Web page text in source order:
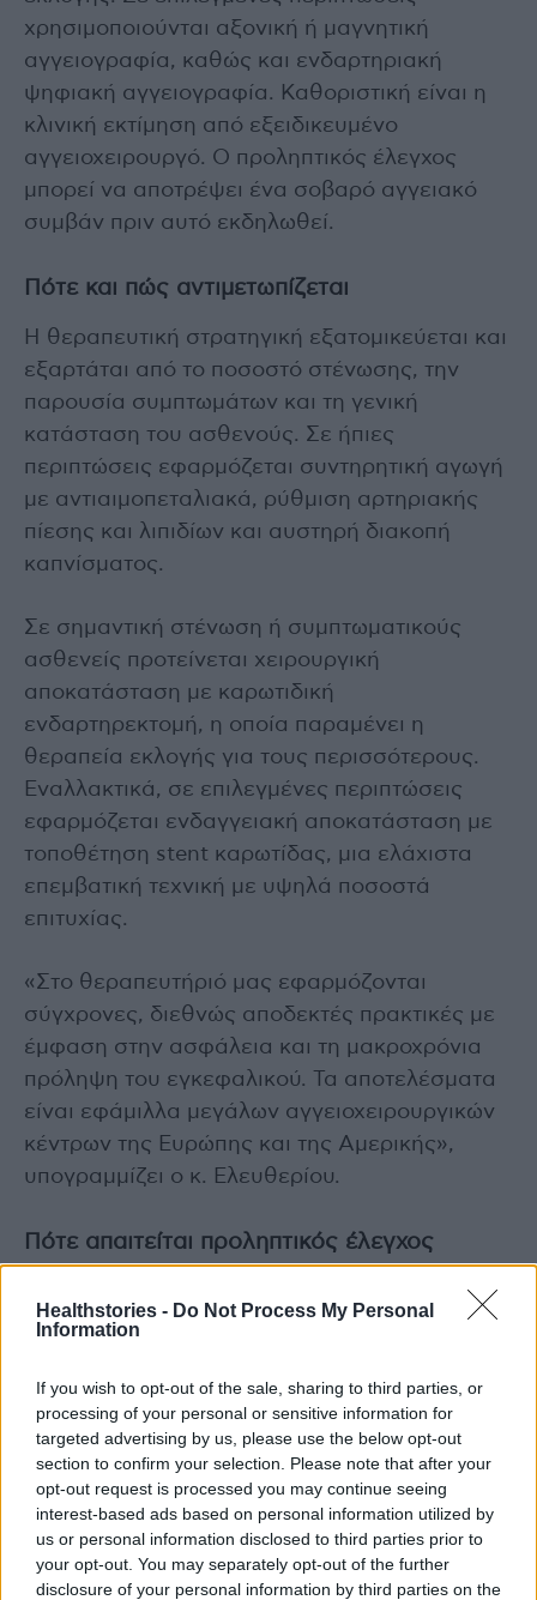
Healthstories - Do Not Process My Personal
Information
If you wish to opt-out of the sale, sharing to third parties, or
processing of your personal or sensitive information for
targeted advertising by us, please use the below opt-out
section to confirm your selection. Please note that after your
opt-out request is processed you may continue seeing
interest-based ads based on personal information utilized by
us or personal information disclosed to third parties prior to
your opt-out. You may separately opt-out of the further
disclosure of your personal information by third parties on the
χρησιμοποιούνται αξονική ή μαγνητική
αγγειογραφία, καθώς και ενδαρτηριακή
ψηφιακή αγγειογραφία. Καθοριστική είναι η
κλινική εκτίμηση από εξειδικευμένο
αγγειοχειρουργό. Ο προληπτικός έλεγχος
μπορεί να αποτρέψει ένα σοβαρό αγγειακό
συμβάν πριν αυτό εκδηλωθεί.
Πότε και πώς αντιμετωπίζεται
Η θεραπευτική στρατηγική εξατομικεύεται και
εξαρτάται από το ποσοστό στένωσης, την
παρουσία συμπτωμάτων και τη γενική
κατάσταση του ασθενούς. Σε ήπιες
περιπτώσεις εφαρμόζεται συντηρητική αγωγή
με αντιαιμοπεταλιακά, ρύθμιση αρτηριακής
πίεσης και λιπιδίων και αυστηρή διακοπή
καπνίσματος.
Σε σημαντική στένωση ή συμπτωματικούς
ασθενείς προτείνεται χειρουργική
αποκατάσταση με καρωτιδική
ενδαρτηρεκτομή, η οποία παραμένει η
θεραπεία εκλογής για τους περισσότερους.
Εναλλακτικά, σε επιλεγμένες περιπτώσεις
εφαρμόζεται ενδαγγειακή αποκατάσταση με
τοποθέτηση stent καρωτίδας, μια ελάχιστα
επεμβατική τεχνική με υψηλά ποσοστά
επιτυχίας.
«Στο θεραπευτήριό μας εφαρμόζονται
σύγχρονες, διεθνώς αποδεκτές πρακτικές με
έμφαση στην ασφάλεια και τη μακροχρόνια
πρόληψη του εγκεφαλικού. Τα αποτελέσματα
είναι εφάμιλλα μεγάλων αγγειοχειρουργικών
κέντρων της Ευρώπης και της Αμερικής»,
υπογραμμίζει ο κ. Ελευθερίου.
Πότε απαιτείται προληπτικός έλεγχος
Συνιστάται αξιολόγηση από αγγειοχειρουργό
σε άτομα υψηλού κινδύνου, σε όσους έχουν
εγκεφαλικού, καθώς και σε όσους εμφάνισαν
έστω και παροδικά νευρολογικά συμπτώματα.
Η έγκαιρη διάγνωση μπορεί να προλάβει
μόνιμη εγκεφαλική βλάβη και να αποδειχθεί
σωτήρια.
Η στένωση καρωτίδων αποτελεί την πιο συχνή